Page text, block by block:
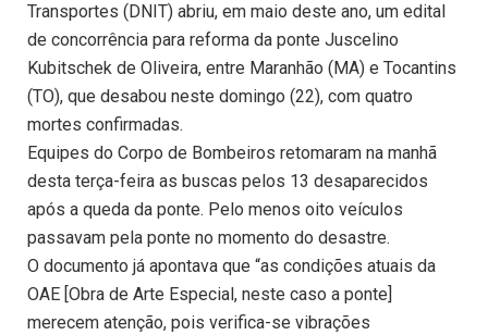
Transportes (DNIT) abriu, em maio deste ano, um edital
de concorrência para reforma da ponte Juscelino
Kubitschek de Oliveira, entre Maranhão (MA) e Tocantins
(TO), que desabou neste domingo (22), com quatro
mortes confirmadas.
Equipes do Corpo de Bombeiros retomaram na manhã
desta terça-feira as buscas pelos 13 desaparecidos
após a queda da ponte. Pelo menos oito veículos
passavam pela ponte no momento do desastre.
O documento já apontava que “as condições atuais da
OAE [Obra de Arte Especial, neste caso a ponte]
merecem atenção, pois verifica-se vibrações